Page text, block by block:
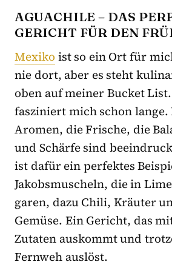
AGUACHILE – DAS
GERICHT FÜR DEN
Mexiko ist so ein Ort für
nie dort, aber es steht
oben auf meiner Bucket
fasziniert mich schon
Aromen, die Frische, die
und Schärfe sind
ist dafür ein perfektes
Jakobsmuscheln, die in
garen, dazu Chili, Kräuter
Gemüse. Ein Gericht, das
Zutaten auskommt und
Fernweh auslöst.